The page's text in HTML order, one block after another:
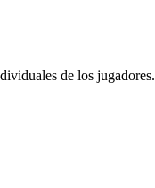
de los jugadores.